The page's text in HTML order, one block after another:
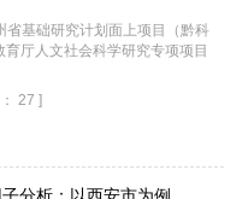
(1)撒拉溪镇农村居民点的发展
区、冲锋村、水浸沟村、双龙
拉溪镇农村居民点可划分为城
迁合并区、次级中心区4大优化
整合，可为岩溶山区镇域农村居
省基础研究计划面上项目（黔科
厅人文社会科学研究专项项目
27 ]